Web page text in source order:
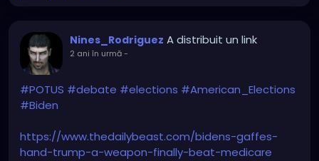
Nines_Rodriguez A distribuit un link
2 ani în urmă-
#POTUS #debate #elections #American_Elections
#Biden
https://www.thedailybeast.com/bidens-gaffes-
hand-trump-a-weapon-finally-beat-medicare